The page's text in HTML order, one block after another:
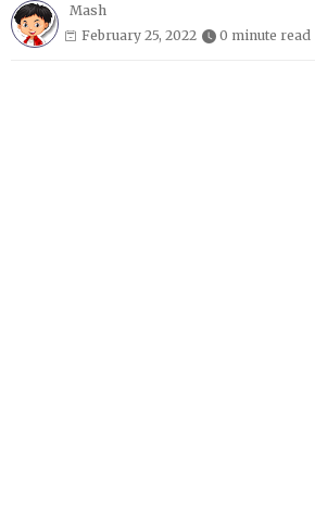
Mash
February 25, 2022
0 minute read